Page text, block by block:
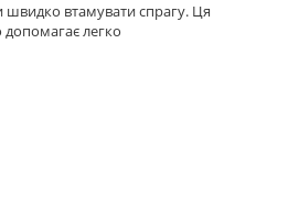
швидко втамувати спрагу. Ця
легко